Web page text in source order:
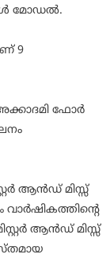
മോഡൽ.
9
ഫോർ
ആൻഡ് മിസ്സ്‌
ആൻഡ് മിസ്സ്‌